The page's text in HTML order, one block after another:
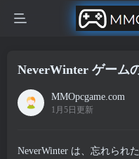
NeverWinter ゲーム
MMOpcgame.com
1月5日更新
NeverWinter は、忘れられ